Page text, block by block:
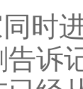
时
诉